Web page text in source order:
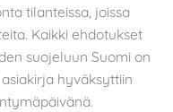
tilanteissa, joissa
Kaikki ehdotukset
suojeluun Suomi on
hyväksyttiin